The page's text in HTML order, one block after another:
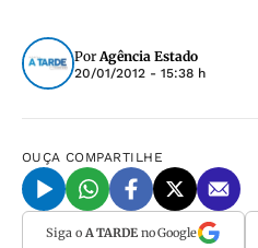
PorAgência Estado
20/01/2012 - 15:38 h
OUÇA COMPARTILHE
Siga o A TARDEno Google